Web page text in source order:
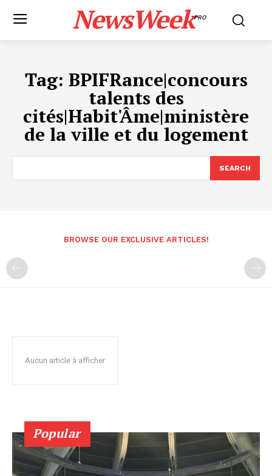
NewsWeekPRO
Tag: BPIFRance|concours
talents des
cités|Habit'Âme|ministère
de la ville et du logement
SEARCH
BROWSE OUR EXCLUSIVE ARTICLES!
Aucun article à afficher
Popular